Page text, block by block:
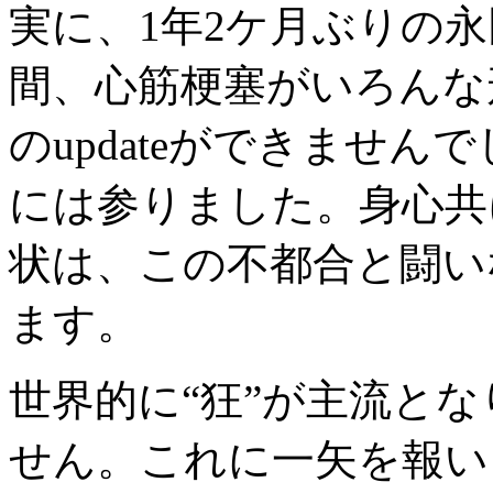
実に、1年2ケ月ぶりの
間、心筋梗塞がいろん
のupdateができません
には参りました。身心
状は、この不都合と闘
ます。
世界的に“狂”が主流と
せん。これに一矢を報